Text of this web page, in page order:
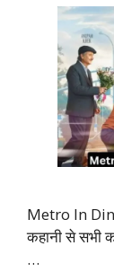
Metro In
कहानी से सभी
…